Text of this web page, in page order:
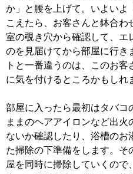
か」と腰を上げて。いよいよ
こえたら、お客さんと鉢合わ
室の覗き穴から確認して、エ
のを見届けてから部屋に行き
トと一番違うのは、このお客
に気を付けるところかもしれ
部屋に入ったら最初はタバコ
ままのヘアアイロンなど出火
ないか確認したり、浴槽のお
た掃除の下準備をします。そ
屋を同時に掃除していくので